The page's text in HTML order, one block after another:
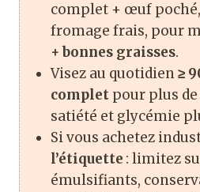
complet + œuf
fromage frais, pour
+ bonnes graisses.
Visez au quotidien≥
complet pour plus
satiété et glycémie
Si vous achetez
l’étiquette : limitez
émulsifiants,